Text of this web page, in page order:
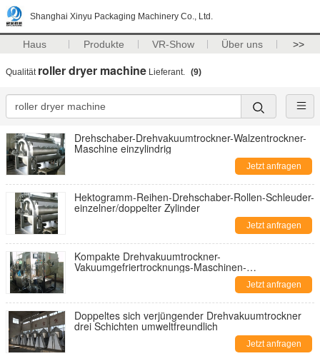
Shanghai Xinyu Packaging Machinery Co., Ltd.
Haus Produkte VR-Show Über uns >>
Qualität roller dryer machine Lieferant. (9)
Drehschaber-Drehvakuumtrockner-Walzentrockner-
Maschine einzylindrig
Jetzt anfragen
Hektogramm-Reihen-Drehschaber-Rollen-Schleuder-
einzelner/doppelter Zylinder
Jetzt anfragen
Kompakte Drehvakuumtrockner-
Vakuumgefriertrocknungs-Maschinen-
Jetzt anfragen
Doppeltes sich verjüngender Drehvakuumtrockner
drei Schichten umweltfreundlich
Jetzt anfragen